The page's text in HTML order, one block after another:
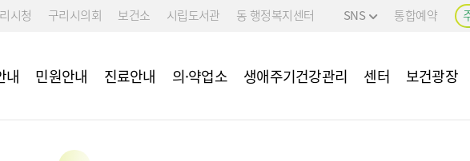
시청 구리시의회 보건소 시립도서관 동 행정복지센터 SNS 통합예약
내 민원안내 진료안내 의·약업소 생애주기건강관리 센터 보건광장